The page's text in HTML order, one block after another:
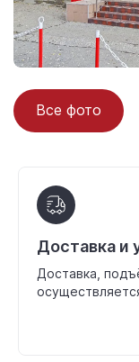
Все фото
Доставка и
Доставка,